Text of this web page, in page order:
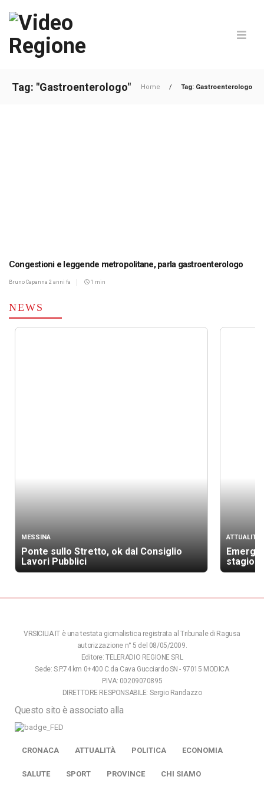
Tag: "Gastroenterologo" Home / Tag: Gastroenterologo
Congestioni e leggende metropolitane, parla gastroenterologo
Bruno Capanna 2 anni fa 1 min
NEWS
MESSINA
Ponte sullo Stretto, ok dal Consiglio
Lavori Pubblici
ATTUALITÀ
VRSICILIA.IT è una testata giornalistica registrata al Tribunale di Ragusa
autorizzazione n° 5 del 08/05/2009.
Editore: TELERADIO REGIONE SRL
Sede: S.P.74 km 0+400 C.da Cava Gucciardo SN - 97015 MODICA
P.IVA: 00209070895
DIRETTORE RESPONSABILE: Sergio Randazzo
Questo sito è associato alla
CRONACA ATTUALITÀ POLITICA ECONOMIA
SALUTE SPORT PROVINCE CHI SIAMO